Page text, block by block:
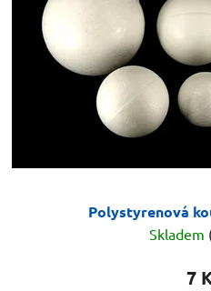
Polystyrenová
Skladem
7